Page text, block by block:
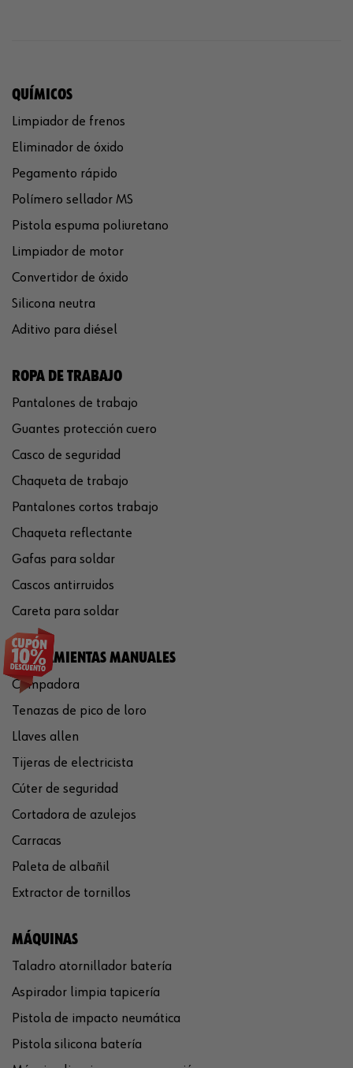
QUÍMICOS
Limpiador de frenos
Eliminador de óxido
Pegamento rápido
Polímero sellador MS
Pistola espuma poliuretano
Limpiador de motor
Convertidor de óxido
Silicona neutra
Aditivo para diésel
ROPA DE TRABAJO
Pantalones de trabajo
Guantes protección cuero
Casco de seguridad
Chaqueta de trabajo
Pantalones cortos trabajo
Chaqueta reflectante
Gafas para soldar
Cascos antirruidos
Careta para soldar
HERRAMIENTAS MANUALES
Crimpadora
Tenazas de pico de loro
Llaves allen
Tijeras de electricista
Cúter de seguridad
Cortadora de azulejos
Carracas
Paleta de albañil
Extractor de tornillos
MÁQUINAS
Taladro atornillador batería
Aspirador limpia tapicería
Pistola de impacto neumática
Pistola silicona batería